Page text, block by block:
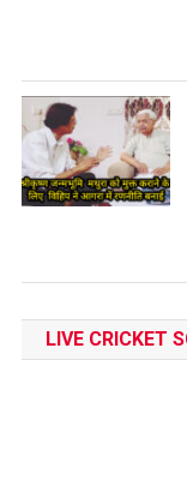
LIVE CRICKET